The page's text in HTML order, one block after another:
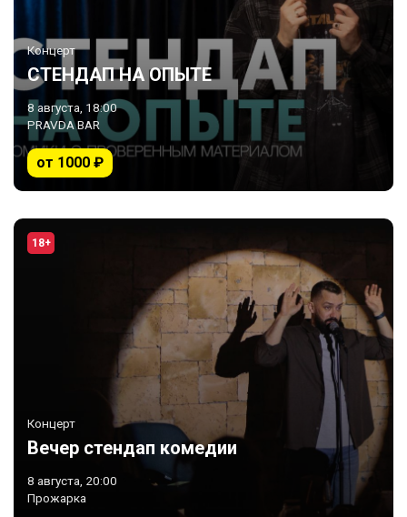
Концерт
СТЕНДАП НА ОПЫТЕ
8 августа, 18:00
PRAVDA BAR
от 1000 ₽
18+
Концерт
Вечер стендап комедии
8 августа, 20:00
Прожарка